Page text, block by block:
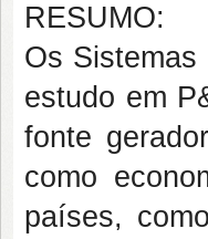
RESUMO:
Os
estudo em
fonte
como
países,